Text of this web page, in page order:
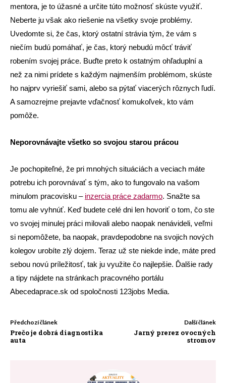
mentora, je to úžasné a určite túto možnosť skúste využiť.
Neberte ju však ako riešenie na všetky svoje problémy.
Uvedomte si, že čas, ktorý ostatní strávia tým, že vám s
niečím budú pomáhať, je čas, ktorý nebudú môcť tráviť
robením svojej práce. Buďte preto k ostatným ohľaduplní a
než za nimi prídete s každým najmenším problémom, skúste
ho najprv vyriešiť sami, alebo sa pýtať viacerých rôznych ľudí.
A samozrejme prejavte vďačnosť komukoľvek, kto vám
pomôže.
Neporovnávajte všetko so svojou starou prácou
Je pochopiteľné, že pri mnohých situáciách a veciach máte
potrebu ich porovnávať s tým, ako to fungovalo na vašom
minulom pracovisku – inzercia práce zadarmo. Snažte sa
tomu ale vyhnúť. Keď budete celé dni len hovoriť o tom, čo ste
vo svojej minulej práci milovali alebo naopak nenávideli, veľmi
si nepomôžete, ba naopak, pravdepodobne na svojich nových
kolegov urobíte zlý dojem. Teraz už ste niekde inde, máte pred
sebou novú príležitosť, tak ju využite čo najlepšie. Ďalšie rady
a tipy nájdete na stránkach pracovného portálu
Abecedaprace.sk od spoločnosti 123jobs Media.
Předchozí článek
Prečo je dobrá diagnostika
auta
Další článek
Jarný prerez ovocných
stromov